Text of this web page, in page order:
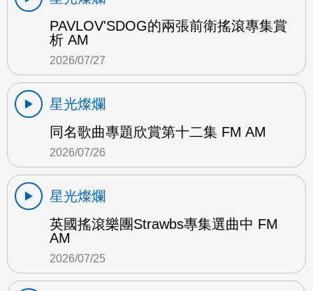
PAVLOV'SDOG的兩張前衛搖滾專集賞
析 AM
2026/07/27
星光燦爛
同名歌曲專題欣賞第十二集 FM AM
2026/07/26
星光燦爛
英國搖滾樂團Strawbs專集選曲中 FM
AM
2026/07/25